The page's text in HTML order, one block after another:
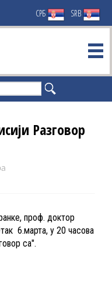
СРБ SRB
Разговор
проф. доктор
6.марта, у 20 часова
са".